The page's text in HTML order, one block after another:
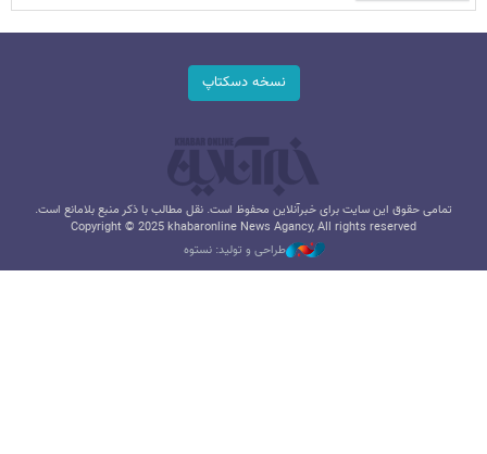
نسخه دسکتاپ
تمامی حقوق این سایت برای خبرآنلاین محفوظ است. نقل مطالب با ذکر منبع بلامانع است.
Copyright © 2025 khabaronline News Agancy, All rights reserved
طراحی و تولید: نستوه